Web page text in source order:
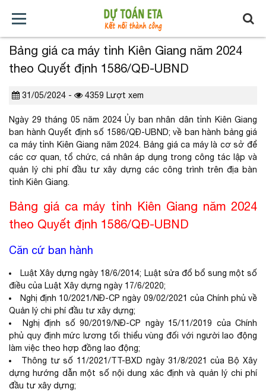
TRANG
GIỚI
TẢI
TIN
BÁO
KHÓA
DỰNG
Bảng giá ca máy tỉnh Kiên Giang năm 2024
theo Quyết định 1586/QĐ-UBND
31/05/2024 - 4359 Lượt xem
Ngày 29 tháng 05 năm 2024 Ủy ban nhân dân tỉnh Kiên Giang
ban hành Quyết định số 1586/QĐ-UBND; về ban hành bảng giá
ca máy tỉnh Kiên Giang năm 2024. Bảng giá ca máy là cơ sở để
các cơ quan, tổ chức, cá nhân áp dụng trong công tác lập và
quản lý chi phí đầu tư xây dựng các công trình trên địa bàn
tỉnh Kiên Giang.
Bảng giá ca máy tỉnh Kiên Giang năm 2024
theo Quyết định 1586/QĐ-UBND
Căn cứ ban hành
Luật Xây dựng ngày 18/6/2014; Luật sửa đổ bổ sung một số
điều của Luật Xây dựng ngày 17/6/2020;
Nghị định 10/2021/NĐ-CP ngày 09/02/2021 của Chính phủ về
Quản lý chi phí đầu tư xây dựng;
Nghị định số 90/2019/NĐ-CP ngày 15/11/2019 của Chính
phủ quy định mức lương tối thiểu vùng đối với người lao động
làm việc theo hợp đồng lao động;
Thông tư số 11/2021/TT-BXD ngày 31/8/2021 của Bộ Xây
dựng hướng dẫn một số nội dung xác định và quản lý chi phí
đầu tư xây dựng;